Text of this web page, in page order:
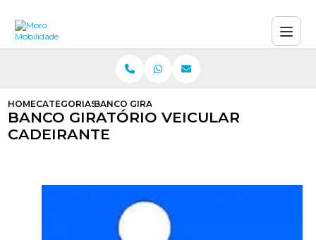
HOMECATEGORIASBANCO GIRATORIO VEICULAR CADEIRANTE
BANCO GIRATÓRIO VEICULAR
CADEIRANTE